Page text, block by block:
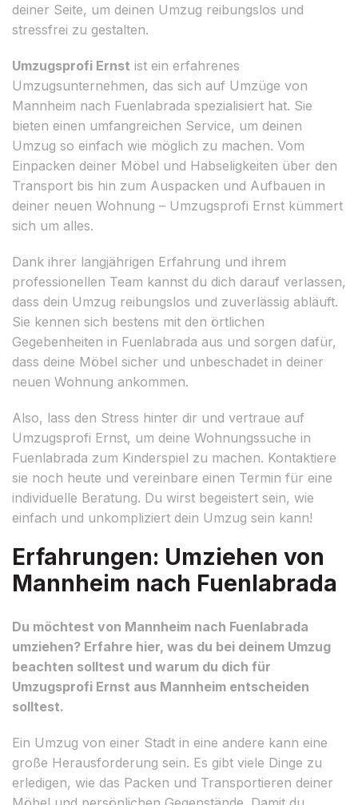
deiner Seite, um deinen Umzug reibungslos und
stressfrei zu gestalten.
Umzugsprofi Ernst ist ein erfahrenes
Umzugsunternehmen, das sich auf Umzüge von
Mannheim nach Fuenlabrada spezialisiert hat. Sie
bieten einen umfangreichen Service, um deinen
Umzug so einfach wie möglich zu machen. Vom
Einpacken deiner Möbel und Habseligkeiten über den
Transport bis hin zum Auspacken und Aufbauen in
deiner neuen Wohnung – Umzugsprofi Ernst kümmert
sich um alles.
Dank ihrer langjährigen Erfahrung und ihrem
professionellen Team kannst du dich darauf verlassen,
dass dein Umzug reibungslos und zuverlässig abläuft.
Sie kennen sich bestens mit den örtlichen
Gegebenheiten in Fuenlabrada aus und sorgen dafür,
dass deine Möbel sicher und unbeschadet in deiner
neuen Wohnung ankommen.
Also, lass den Stress hinter dir und vertraue auf
Umzugsprofi Ernst, um deine Wohnungssuche in
Fuenlabrada zum Kinderspiel zu machen. Kontaktiere
sie noch heute und vereinbare einen Termin für eine
individuelle Beratung. Du wirst begeistert sein, wie
einfach und unkompliziert dein Umzug sein kann!
Erfahrungen: Umziehen von
Mannheim nach Fuenlabrada
Du möchtest von Mannheim nach Fuenlabrada
umziehen? Erfahre hier, was du bei deinem Umzug
beachten solltest und warum du dich für
Umzugsprofi Ernst aus Mannheim entscheiden
solltest.
Ein Umzug von einer Stadt in eine andere kann eine
große Herausforderung sein. Es gibt viele Dinge zu
erledigen, wie das Packen und Transportieren deiner